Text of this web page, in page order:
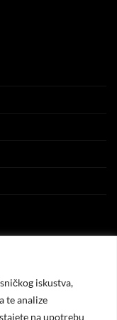
iskustva,
te analize
na upotrebu